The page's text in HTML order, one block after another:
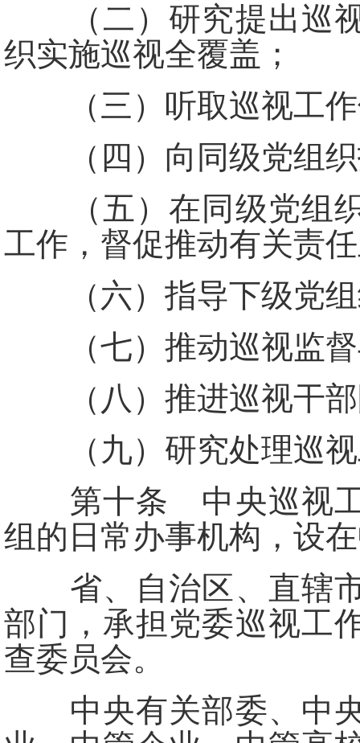
（二）研究提出巡视
织实施巡视全覆盖；
（三）听取巡视工作
（四）向同级党组织
（五）在同级党组织
工作，督促推动有关责
（六）指导下级党组
（七）推动巡视监督
（八）推进巡视干部
（九）研究处理巡视
第十条 中央巡视工
组的日常办事机构，设
省、自治区、直辖市
部门，承担党委巡视工
查委员会。
中央有关部委、中央